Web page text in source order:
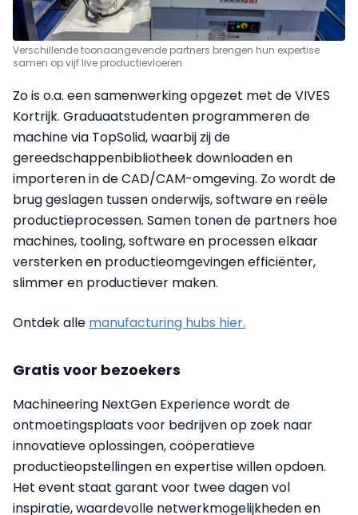
Verschillende toonaangevende partners brengen hun expertise
samen op vijf live productievloeren
Zo is o.a. een samenwerking opgezet met de VIVES
Kortrijk. Graduaatstudenten programmeren de
machine via TopSolid, waarbij zij de
gereedschappenbibliotheek downloaden en
importeren in de CAD/CAM-omgeving. Zo wordt de
brug geslagen tussen onderwijs, software en reële
productieprocessen. Samen tonen de partners hoe
machines, tooling, software en processen elkaar
versterken en productieomgevingen efficiënter,
slimmer en productiever maken.
Ontdek alle manufacturing hubs hier.
Gratis voor bezoekers
Machineering NextGen Experience wordt de
ontmoetingsplaats voor bedrijven op zoek naar
innovatieve oplossingen, coöperatieve
productieopstellingen en expertise willen opdoen.
Het event staat garant voor twee dagen vol
inspiratie, waardevolle netwerkmogelijkheden en